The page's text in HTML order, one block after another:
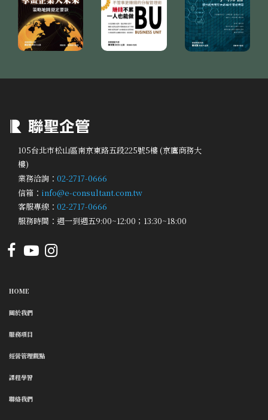
105台北市松山區南京東路五段225號5樓 (京鷹商務大
樓)
業務洽詢： 02-2717-0666
信箱： info@e-consultant.com.tw
客服專線： 02-2717-0666
服務時間：週一到週五9:00~12:00；13:30~18:00
HOME
關於我們
服務項目
經營管理觀點
課程學習
聯絡我們